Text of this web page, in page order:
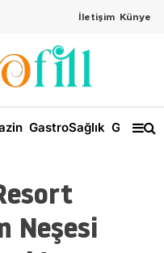
İletişim Künye
GastroSağlık
Neşesi